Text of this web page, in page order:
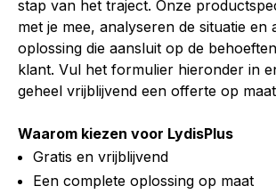
stap van het traject. Onze
met je mee, analyseren de situatie en
oplossing die aansluit op de
klant. Vul het formulier hieronder in
geheel vrijblijvend een offerte op
Waarom kiezen voor LydisPlus
Gratis en vrijblijvend
Een complete oplossing op maat